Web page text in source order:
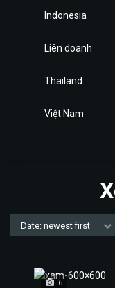
Indonesia
Liên doanh
Thailand
Việt Nam
Date: newest first
6